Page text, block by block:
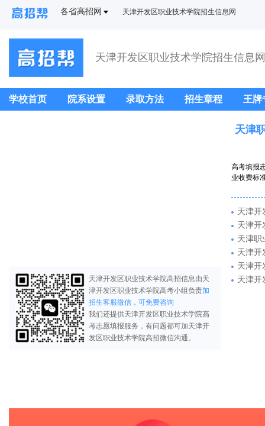
各省高招网 天津开发区职业技术学院招生信息网
天津开发区职业技术学院招生信息
学校首页 院系设置 录取方法 招生章程 王牌
天津开发区职业技术学院高招信息由天
津开发区职业技术学院高考小组负责加
招生客服微信，可免费咨询
我们还提供天津开发区职业技术学院高
考志愿填报服务，有问题都可加天津开
发区职业技术学院高招微信沟通。
天津
高考填报
业收费标
天津开
天津开
天津职
天津开
天津开
天津开